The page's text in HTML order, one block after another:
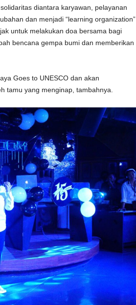
diantara karyawan, pelayanan
dan menjadi “learning organization”
untuk melakukan doa bersama bagi
bencana gempa bumi dan memberikan
Goes to UNESCO dan akan
tamu yang menginap, tambahnya.